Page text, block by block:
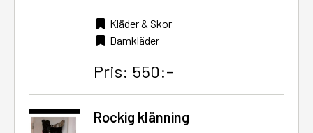
Kläder & Skor
Damkläder
Pris: 550:-
Rockig klänning